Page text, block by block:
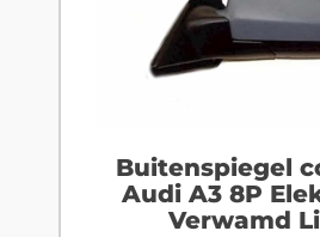
Buitenspiegel
Audi A3 8P
Verwamd